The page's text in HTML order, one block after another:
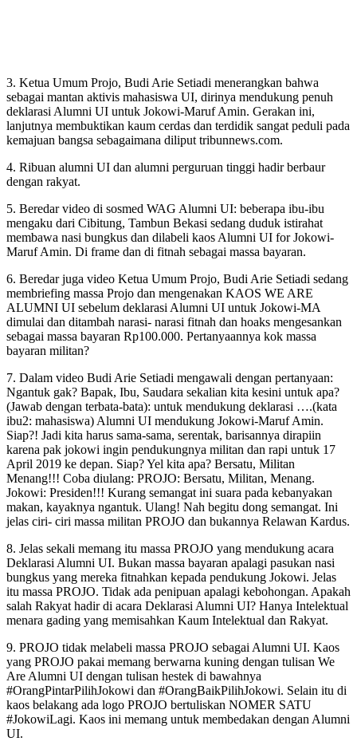
3. Ketua Umum Projo, Budi Arie Setiadi menerangkan bahwa
sebagai mantan aktivis mahasiswa UI, dirinya mendukung penuh
deklarasi Alumni UI untuk Jokowi-Maruf Amin. Gerakan ini,
lanjutnya membuktikan kaum cerdas dan terdidik sangat peduli pada
kemajuan bangsa sebagaimana diliput tribunnews.com.
4. Ribuan alumni UI dan alumni perguruan tinggi hadir berbaur
dengan rakyat.
5. Beredar video di sosmed WAG Alumni UI: beberapa ibu-ibu
mengaku dari Cibitung, Tambun Bekasi sedang duduk istirahat
membawa nasi bungkus dan dilabeli kaos Alumni UI for Jokowi-
Maruf Amin. Di frame dan di fitnah sebagai massa bayaran.
6. Beredar juga video Ketua Umum Projo, Budi Arie Setiadi sedang
membriefing massa Projo dan mengenakan KAOS WE ARE
ALUMNI UI sebelum deklarasi Alumni UI untuk Jokowi-MA
dimulai dan ditambah narasi- narasi fitnah dan hoaks mengesankan
sebagai massa bayaran Rp100.000. Pertanyaannya kok massa
bayaran militan?
7. Dalam video Budi Arie Setiadi mengawali dengan pertanyaan:
Ngantuk gak? Bapak, Ibu, Saudara sekalian kita kesini untuk apa?
(Jawab dengan terbata-bata): untuk mendukung deklarasi ….(kata
ibu2: mahasiswa) Alumni UI mendukung Jokowi-Maruf Amin.
Siap?! Jadi kita harus sama-sama, serentak, barisannya dirapiin
karena pak jokowi ingin pendukungnya militan dan rapi untuk 17
April 2019 ke depan. Siap? Yel kita apa? Bersatu, Militan
Menang!!! Coba diulang: PROJO: Bersatu, Militan, Menang.
Jokowi: Presiden!!! Kurang semangat ini suara pada kebanyakan
makan, kayaknya ngantuk. Ulang! Nah begitu dong semangat. Ini
jelas ciri- ciri massa militan PROJO dan bukannya Relawan Kardus.
8. Jelas sekali memang itu massa PROJO yang mendukung acara
Deklarasi Alumni UI. Bukan massa bayaran apalagi pasukan nasi
bungkus yang mereka fitnahkan kepada pendukung Jokowi. Jelas
itu massa PROJO. Tidak ada penipuan apalagi kebohongan. Apakah
salah Rakyat hadir di acara Deklarasi Alumni UI? Hanya Intelektual
menara gading yang memisahkan Kaum Intelektual dan Rakyat.
9. PROJO tidak melabeli massa PROJO sebagai Alumni UI. Kaos
yang PROJO pakai memang berwarna kuning dengan tulisan We
Are Alumni UI dengan tulisan hestek di bawahnya
#OrangPintarPilihJokowi dan #OrangBaikPilihJokowi. Selain itu di
kaos belakang ada logo PROJO bertuliskan NOMER SATU
#JokowiLagi. Kaos ini memang untuk membedakan dengan Alumni
UI.